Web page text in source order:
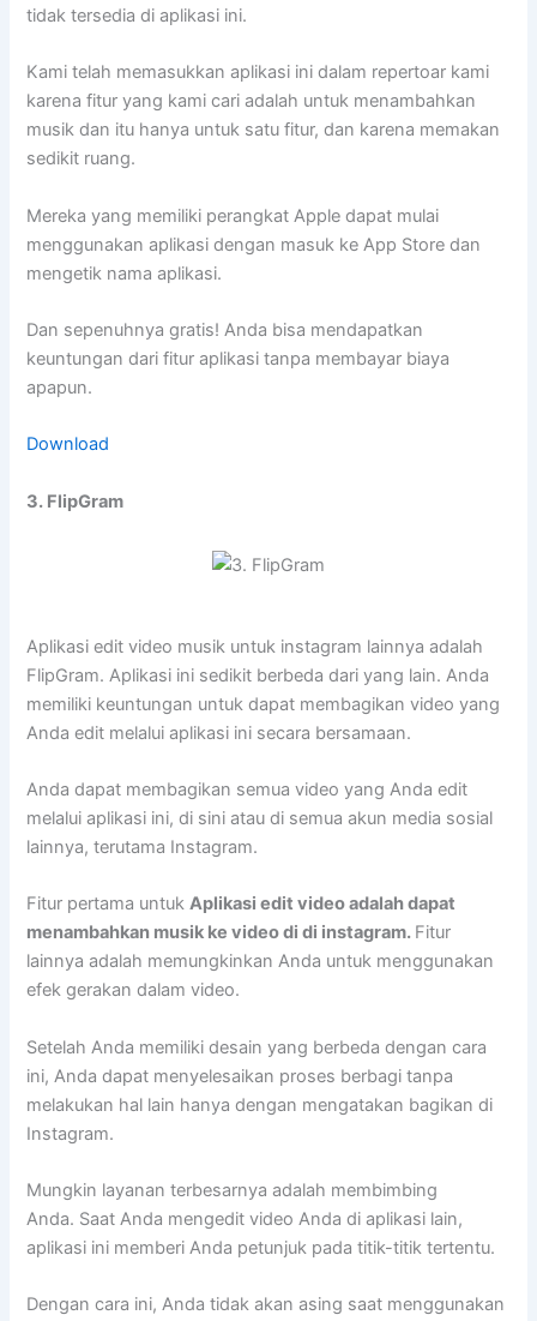
tidak tersedia di aplikasi ini.
Kami telah memasukkan aplikasi ini dalam repertoar kami
karena fitur yang kami cari adalah untuk menambahkan
musik dan itu hanya untuk satu fitur, dan karena memakan
sedikit ruang.
Mereka yang memiliki perangkat Apple dapat mulai
menggunakan aplikasi dengan masuk ke App Store dan
mengetik nama aplikasi.
Dan sepenuhnya gratis! Anda bisa mendapatkan
keuntungan dari fitur aplikasi tanpa membayar biaya
apapun.
Download
3. FlipGram
Aplikasi edit video musik untuk instagram lainnya adalah
FlipGram. Aplikasi ini sedikit berbeda dari yang lain. Anda
memiliki keuntungan untuk dapat membagikan video yang
Anda edit melalui aplikasi ini secara bersamaan.
Anda dapat membagikan semua video yang Anda edit
melalui aplikasi ini, di sini atau di semua akun media sosial
lainnya, terutama Instagram.
Fitur pertama untukAplikasi edit video adalah dapat
menambahkan musik ke video di di instagram. Fitur
lainnya adalah memungkinkan Anda untuk menggunakan
efek gerakan dalam video.
Setelah Anda memiliki desain yang berbeda dengan cara
ini, Anda dapat menyelesaikan proses berbagi tanpa
melakukan hal lain hanya dengan mengatakan bagikan di
Instagram.
Mungkin layanan terbesarnya adalah membimbing
Anda. Saat Anda mengedit video Anda di aplikasi lain,
aplikasi ini memberi Anda petunjuk pada titik-titik tertentu.
Dengan cara ini, Anda tidak akan asing saat menggunakan